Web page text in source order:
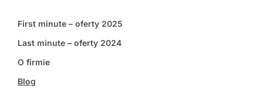
First minute – oferty 2025
Last minute – oferty 2024
O firmie
Blog